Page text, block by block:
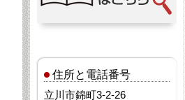
住所と電話番号
立川市錦町3-2-26